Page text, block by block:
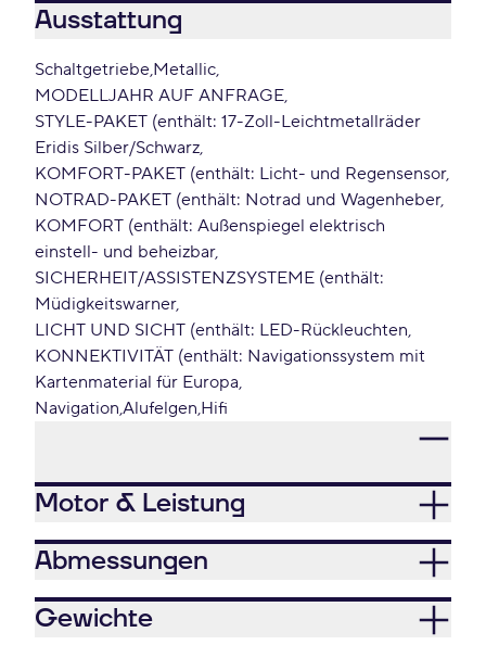
Ausstattung
Schaltgetriebe Metallic
MODELLJAHR AUF ANFRAGE
STYLE-PAKET (enthält: 17-Zoll-Leichtmetallräder
Eridis Silber/Schwarz
KOMFORT-PAKET (enthält: Licht- und Regensensor
NOTRAD-PAKET (enthält: Notrad und Wagenheber
KOMFORT (enthält: Außenspiegel elektrisch
einstell- und beheizbar
SICHERHEIT/ASSISTENZSYSTEME (enthält:
Müdigkeitswarner
LICHT UND SICHT (enthält: LED-Rückleuchten
KONNEKTIVITÄT (enthält: Navigationssystem mit
Kartenmaterial für Europa
Navigation Alufelgen Hifi
Motor & Leistung
Abmessungen
Gewichte